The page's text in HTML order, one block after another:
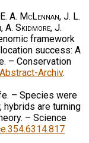
A. McLennan, J. L.
A. Skidmore, J.
framework
success: A
– Conservation
Abstract-Archiv.
– Species were
hybrids are turning
– Science